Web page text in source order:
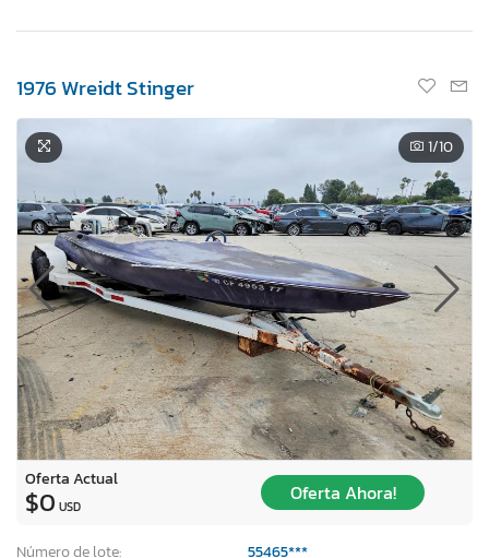
1976 Wreidt Stinger
1/10
Oferta Actual
$0 USD
Oferta Ahora!
Número de lote:
55465***